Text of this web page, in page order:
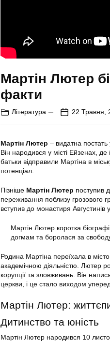
Мартін Лютер
факти
Література 22 Травня,
Мартін Лютер – видатна постать
Він народився у місті Ейзенах,
батьки відправили Мартіна в
потенціал.
Пізніше Мартін Лютер поступив
переживання поблизу грозового
вступив до монастиря Августинів
Мартін Лютер коротка
догмам та боролася за
Родина Мартіна переїхала в
академічною діяльністю. Лютер
корупції та зловживань. Він
церкви, і це стало виходом
Мартін Лютер:
Дитинство та юність
Мартін Лютер народився 10